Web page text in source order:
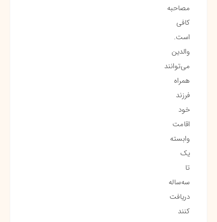
مصاحبه
کافی
است.
والدین
می‌توانند
همراه
فرزند
خود
اقامت
وابسته
یک
تا
سه‌ساله
دریافت
کنند